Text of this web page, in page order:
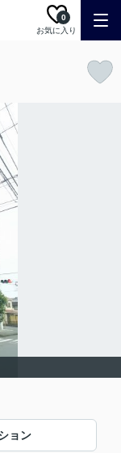
お気に入り
0
ョン